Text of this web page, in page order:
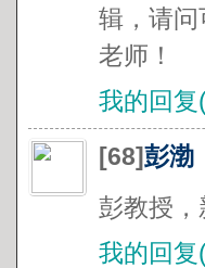
辑，请问
老师！
我的回
[68]彭渤
彭教授，
我的回